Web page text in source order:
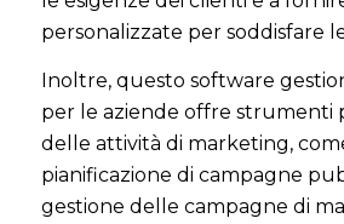
personalizzate per soddisfare
Inoltre, questo software
per le aziende offre strumenti
delle attività di marketing,
pianificazione di campagne
gestione delle campagne di